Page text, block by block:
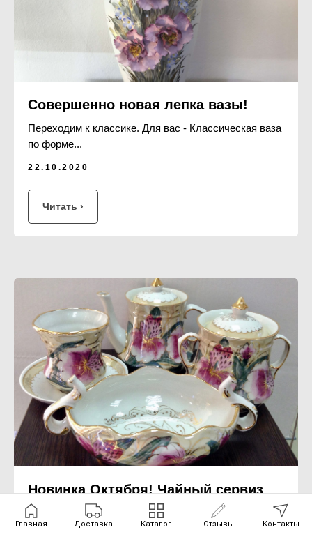
Главная Доставка Каталог Отзывы Контакты
Совершенно новая лепка вазы!
Переходим к классике. Для вас - Классическая ваза
по форме...
22.10.2020
Читать ›
Новинка Октября! Чайный сервиз
"Рандеву"
Только что поступил в продажу новый чайный